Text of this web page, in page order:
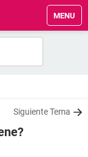
MENU
Siguiente Tema